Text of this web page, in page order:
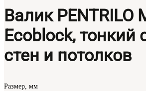
Валик PENTRILO
Ecoblock, тонкий
стен и потолков
Размер, мм